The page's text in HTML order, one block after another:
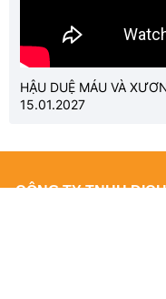
HẬU DUỆ MÁU VÀ
15.01.2027
CÔNG TY TNHH